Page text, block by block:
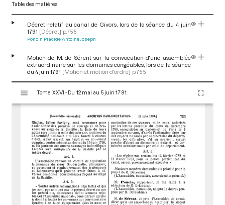
Table des matières
Décret relatif au canal de Givors, lors de la séance du 4 juin
1791 [Décret] p.755
Poncin Placide Antoine Joseph
Motion de M. de Sérent sur la convocation d'une assemblée
extraordinaire sur les domaines congéables, lors de la séance
du 4 juin 1791 [Motion et motion d'ordre] p.755
s
Tome XXVI - Du 12 mai au 5 juin 1791.